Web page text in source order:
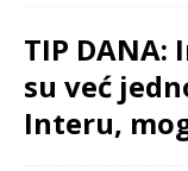
TIP
su već
Interu,